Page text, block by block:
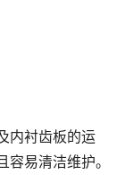
内衬齿板的运
容易清洁维护。